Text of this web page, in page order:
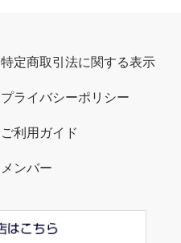
特定商取引法に関する表示
プライバシーポリシー
ご利用ガイド
メンバー